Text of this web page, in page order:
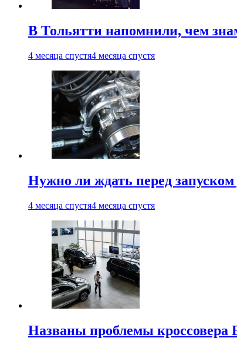
В Тольятти напомнили, чем
4 месяца спустя4 месяца спустя
Нужно ли ждать перед
4 месяца спустя4 месяца спустя
Названы проблемы кроссовера